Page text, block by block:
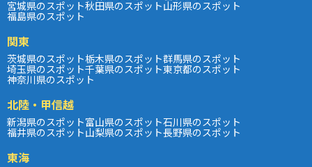
宮城県のスポット秋田県のスポット山形県のスポット
福島県のスポット
関東
茨城県のスポット栃木県のスポット群馬県のスポット
埼玉県のスポット千葉県のスポット東京都のスポット
神奈川県のスポット
北陸・甲信越
新潟県のスポット富山県のスポット石川県のスポット
福井県のスポット山梨県のスポット長野県のスポット
東海